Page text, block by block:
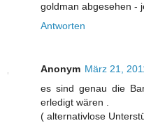
goldman abgesehen -
Antworten
Anonym März 21,
es sind genau die
erledigt wären .
( alternativlose